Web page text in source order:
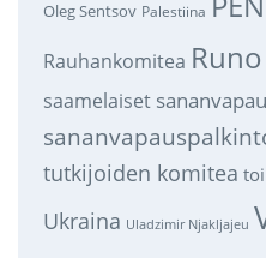
Oleg Sentsov Palestiina
Rauhankomitea Runo
saamelaiset
tutkijoiden komitea
Ukraina Uladzimir Njakljajeu